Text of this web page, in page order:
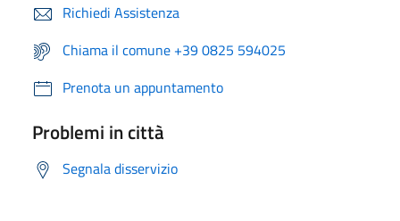
Richiedi Assistenza
Chiama il comune +39 0825 594025
Prenota un appuntamento
Problemi in città
Segnala disservizio